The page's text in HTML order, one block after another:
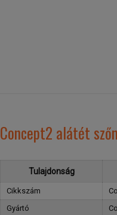
Concept2 alátét
Tulajdonság
Cikkszám
Gyártó